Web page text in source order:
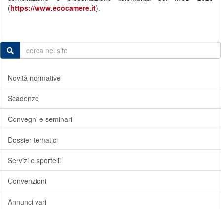
(https://www.ecocamere.it).
Novità normative
Scadenze
Convegni e seminari
Dossier tematici
Servizi e sportelli
Convenzioni
Annunci vari